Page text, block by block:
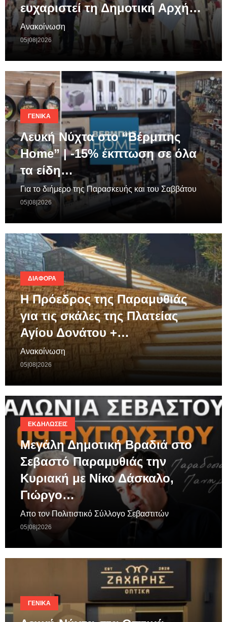
ευχαριστεί τη Δημοτική Αρχή…
Ανακοίνωση
05|08|2026
ΓΕΝΙΚΆ
Λευκή Νύχτα στο “Βέρμπης
Home” | -15% έκπτωση σε όλα
τα είδη…
Για το διήμερο της Παρασκευής και του Σαββάτου
05|08|2026
ΔΙΆΦΟΡΑ
Η Πρόεδρος της Παραμυθιάς
για τις σκάλες της Πλατείας
Αγίου Δονάτου +…
Ανακοίνωση
05|08|2026
ΕΚΔΗΛΏΣΕΙΣ
Μεγάλη Δημοτική Βραδιά στο
Σεβαστό Παραμυθιάς την
Κυριακή με Νίκο Δάσκαλο,
Γιώργο…
Απο τον Πολιτιστικό Σύλλογο Σεβαστιτών
05|08|2026
ΓΕΝΙΚΆ